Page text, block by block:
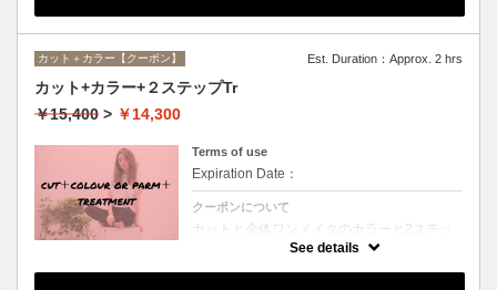
カット＋カラー【クーポン】 Est. Duration：Approx. 2 hrs
カット+カラー+２ステップTr
￥15,400 > ￥14,300
Terms of use
Expiration Date：
クーポンについて
カットと全体ワンメイクのカラーと2ステッ
プトリートメントのお得メニュー。デザイン
や髪の状態によってお薬を塗り分けます。シ
ャンプー、ブロー込、ロング料金なし
See details